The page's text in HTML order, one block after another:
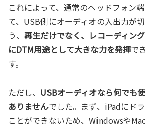
これによって、通常のヘッドフォン
て、USB側にオーディオの入出力が
う、 再生だけでなく、レコーディン
にDTM用途として大きな力を発揮で
す。
ただし、 USBオーディオなら何でも
ありませんでした。まず、iPadにド
ことができないため、Windowsや